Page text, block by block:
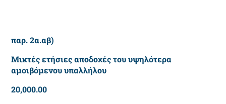
παρ. 2α.αβ)
Μικτές ετήσιες αποδοχές του υψηλότερα
αμοιβόμενου υπαλλήλου
20,000.00